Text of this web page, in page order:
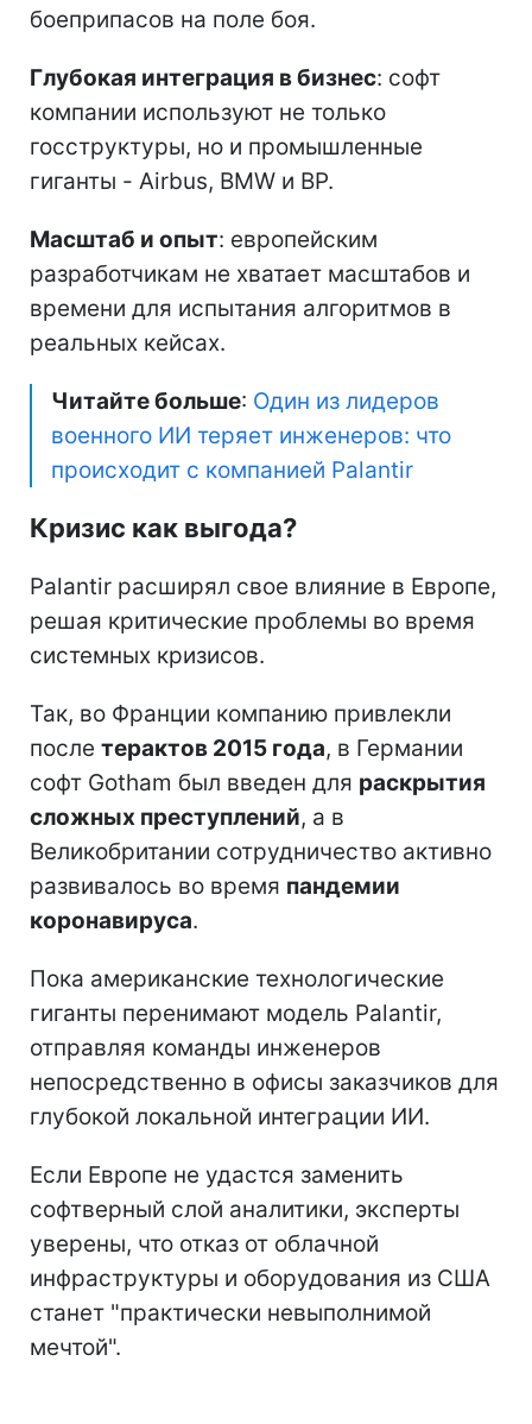
боеприпасов на поле боя.
Глубокая интеграция в бизнес: софт
компании используют не только
госструктуры, но и промышленные
гиганты - Airbus, BMW и BP.
Масштаб и опыт: европейским
разработчикам не хватает масштабов и
времени для испытания алгоритмов в
реальных кейсах.
Читайте больше: Один из лидеров
военного ИИ теряет инженеров: что
происходит с компанией Palantir
Кризис как выгода?
Palantir расширял свое влияние в Европе,
решая критические проблемы во время
системных кризисов.
Так, во Франции компанию привлекли
после терактов 2015 года, в Германии
софт Gotham был введен для раскрытия
сложных преступлений, а в
Великобритании сотрудничество активно
развивалось во время пандемии
коронавируса.
Пока американские технологические
гиганты перенимают модель Palantir,
отправляя команды инженеров
непосредственно в офисы заказчиков для
глубокой локальной интеграции ИИ.
Если Европе не удастся заменить
софтверный слой аналитики, эксперты
уверены, что отказ от облачной
инфраструктуры и оборудования из США
станет "практически невыполнимой
мечтой".